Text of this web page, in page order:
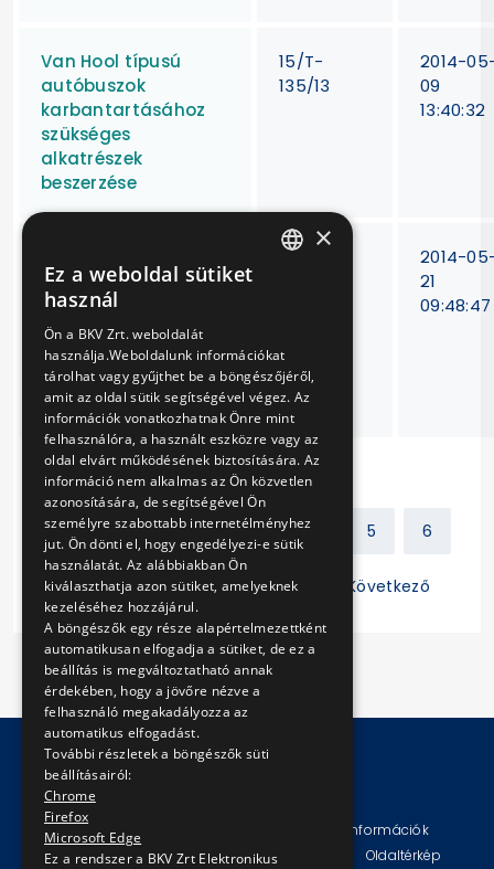
Van Hool típusú
autóbuszok
karbantartásához
szükséges
alkatrészek
beszerzése
15/T-
135/13
2014-
09
13:40:32
autóbuszok
időszakos műszaki
felülvizsgálatra való
felkészítése és
műszaki
vizsgáztatása
15T-
2014-
21
09:48:47
Előző 1 2 3 4 5 6
7 8 9 10 11 Következő
Impresszum
Technikai információk
Adatvédelmi politika és tájékoztatások
Oldaltérkép
×
Ez a weboldal sütiket
használ
Ön a BKV Zrt. weboldalát
használja.Weboldalunk információkat
tárolhat vagy gyűjthet be a böngészőjéről,
amit az oldal sütik segítségével végez. Az
információk vonatkozhatnak Önre mint
felhasználóra, a használt eszközre vagy az
oldal elvárt működésének biztosítására. Az
információ nem alkalmas az Ön közvetlen
azonosítására, de segítségével Ön
személyre szabottabb internetélményhez
jut. Ön dönti el, hogy engedélyezi-e sütik
használatát. Az alábbiakban Ön
kiválaszthatja azon sütiket, amelyeknek
kezeléséhez hozzájárul.
A böngészők egy része alapértelmezettként
automatikusan elfogadja a sütiket, de ez a
beállítás is megváltoztatható annak
érdekében, hogy a jövőre nézve a
felhasználó megakadályozza az
automatikus elfogadást.
További részletek a böngészők süti
beállításairól:
Chrome
Firefox
Microsoft Edge
Ez a rendszer a BKV Zrt Elektronikus